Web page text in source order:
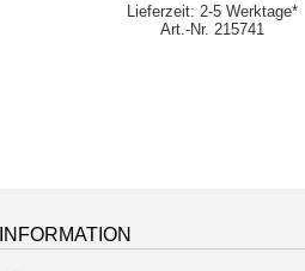
Lieferzeit: 2-5 Werktage*
Art.-Nr. 215741
INFORMATION